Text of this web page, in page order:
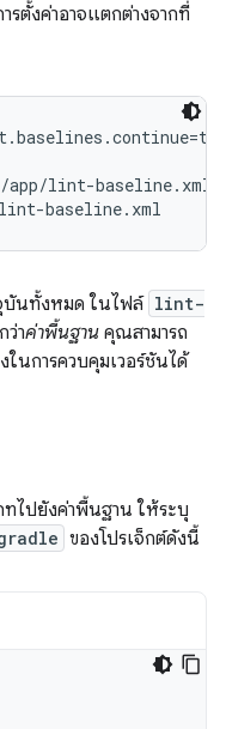
ตั้งค่าอาจแตกต่างจากที่
lint-baseline.xml
นทั้งหมด ในไฟล์ lint-
าค่าพื้นฐาน คุณสามารถ
ในการควบคุมเวอร์ชันได้
ไปยังค่าพื้นฐาน ให้ระบุ
ของโปรเจ็กต์ดังนี้